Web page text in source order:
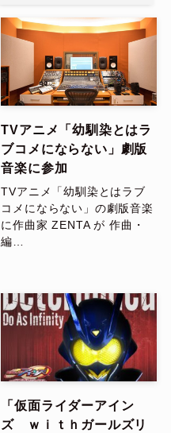
TVアニメ「幼馴染とはラ
ブコメにならない」劇版
音楽に参加
TVアニメ「幼馴染とはラブ
コメにならない」の劇版音楽
に作曲家 ZENTA が 作曲・
編…
「仮面ライダーアイン
ズ ｗｉｔｈガールズリ